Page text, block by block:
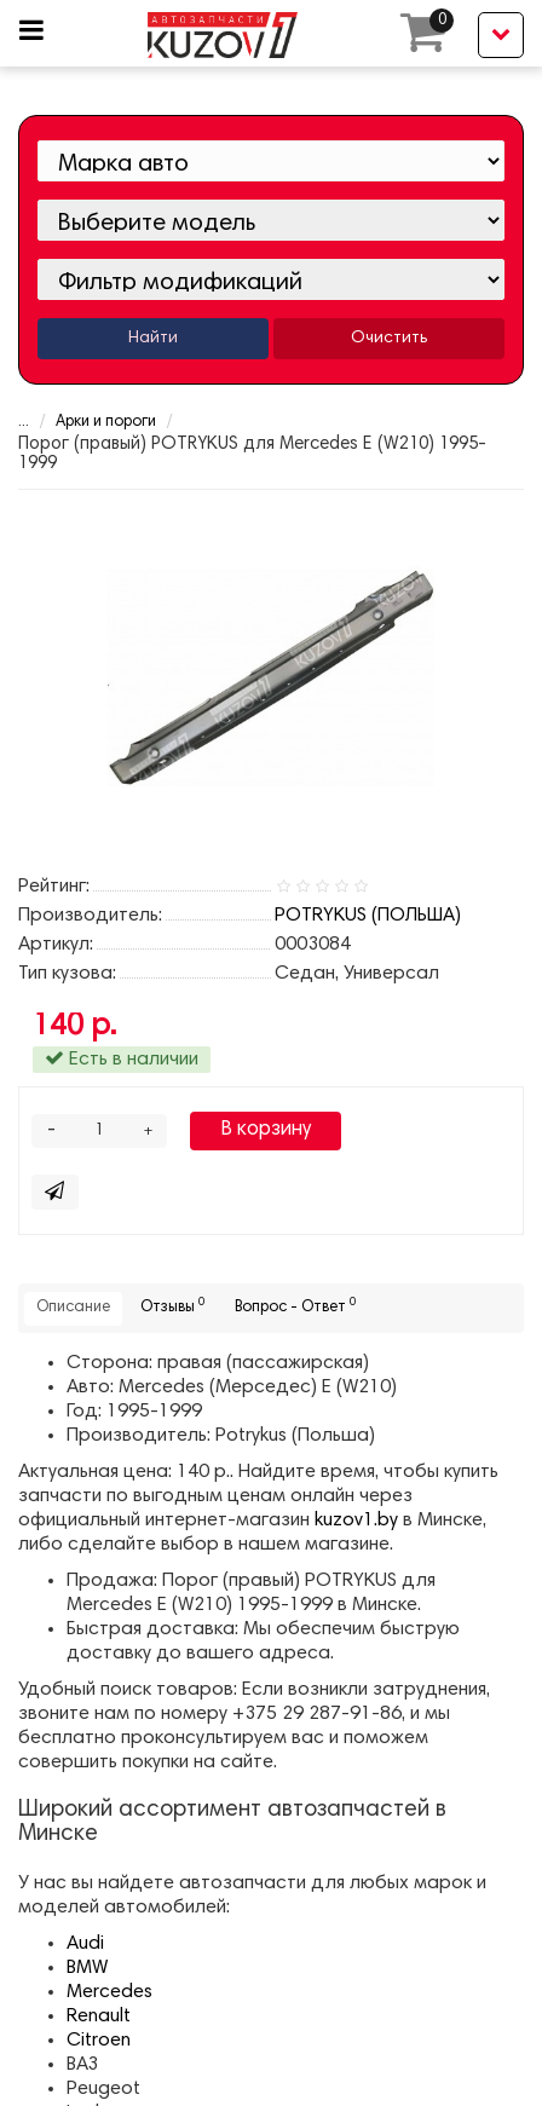
0
Найти Очистить
... Арки и пороги
Порог (правый) POTRYKUS для Mercedes E (W210) 1995-
1999
Рейтинг:
Производитель:
POTRYKUS (ПОЛЬША)
Артикул:
0003084
Тип кузова:
Седан, Универсал
140 р.
Есть в наличии
+
- В корзину
Описание Отзывы 0 Вопрос - Ответ 0
Сторона: правая (пассажирская)
Авто: Mercedes (Мерседес) E (W210)
Год: 1995-1999
Производитель: Potrykus (Польша)
Актуальная цена: 140 р.. Найдите время, чтобы купить
запчасти по выгодным ценам онлайн через
официальный интернет-магазин kuzov1.by в Минске,
либо сделайте выбор в нашем магазине.
Продажа: Порог (правый) POTRYKUS для
Mercedes E (W210) 1995-1999 в Минске.
Быстрая доставка: Мы обеспечим быструю
доставку до вашего адреса.
Удобный поиск товаров: Если возникли затруднения,
звоните нам по номеру +375 29 287-91-86, и мы
бесплатно проконсультируем вас и поможем
совершить покупки на сайте.
Широкий ассортимент автозапчастей в
Минске
У нас вы найдете автозапчасти для любых марок и
моделей автомобилей:
Audi
BMW
Mercedes
Renault
Citroen
ВАЗ
Peugeot